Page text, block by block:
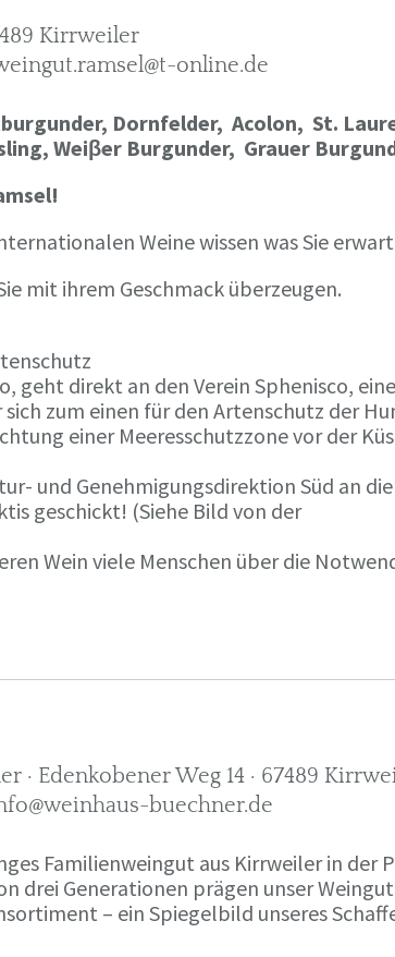
Kirrweiler
online.de
Dornfelder, Acolon, St.
Weiβer Burgunder, Grauer
Weine wissen was Sie
mit ihrem Geschmack überzeugen.
geht direkt an den Verein Sphenisco,
zum einen für den Artenschutz der
einer Meeresschutzzone vor der
und Genehmigungsdirektion Süd an
geschickt! (Siehe Bild von der
Wein viele Menschen über die
· Edenkobener Weg 14 · 67489
info@weinhaus-buechner.de
Familienweingut aus Kirrweiler in der
drei Generationen prägen unser
– ein Spiegelbild unseres